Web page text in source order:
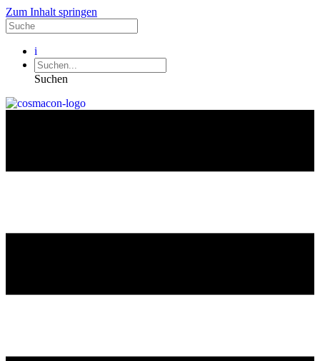
Zum Inhalt springen
i
Suchen